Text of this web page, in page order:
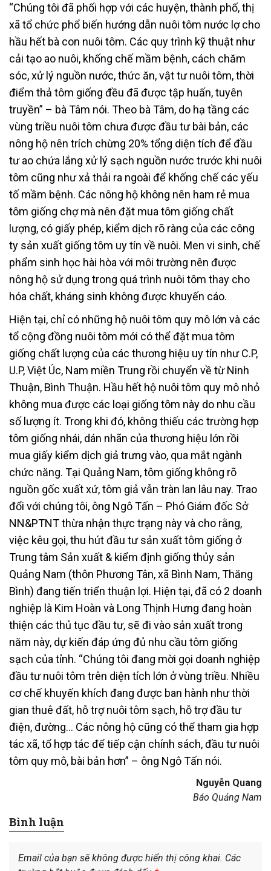
“Chúng tôi đã phối hợp với các huyện, thành phố, thị
xã tổ chức phổ biến hướng dẫn nuôi tôm nước lợ cho
hầu hết bà con nuôi tôm. Các quy trình kỹ thuật như
cải tạo ao nuôi, khống chế mầm bệnh, cách chăm
sóc, xử lý nguồn nước, thức ăn, vật tư nuôi tôm, thời
điểm thả tôm giống đều đã được tập huấn, tuyên
truyền” – bà Tâm nói. Theo bà Tâm, do hạ tầng các
vùng triều nuôi tôm chưa được đầu tư bài bản, các
nông hộ nên trích chừng 20% tổng diện tích để đầu
tư ao chứa lắng xử lý sạch nguồn nước trước khi nuôi
tôm cũng như xả thải ra ngoài để khống chế các yếu
tố mầm bệnh. Các nông hộ không nên ham rẻ mua
tôm giống chợ mà nên đặt mua tôm giống chất
lượng, có giấy phép, kiểm dịch rõ ràng của các công
ty sản xuất giống tôm uy tín về nuôi. Men vi sinh, chế
phẩm sinh học hài hòa với môi trường nên được
nông hộ sử dụng trong quá trình nuôi tôm thay cho
hóa chất, kháng sinh không được khuyến cáo.
Hiện tại, chỉ có những hộ nuôi tôm quy mô lớn và các
tổ cộng đồng nuôi tôm mới có thể đặt mua tôm
giống chất lượng của các thương hiệu uy tín như C.P,
U.P, Việt Úc, Nam miền Trung rồi chuyển về từ Ninh
Thuận, Bình Thuận. Hầu hết hộ nuôi tôm quy mô nhỏ
không mua được các loại giống tôm này do nhu cầu
số lượng ít. Trong khi đó, không thiếu các trường hợp
tôm giống nhái, dán nhãn của thương hiệu lớn rồi
mua giấy kiểm dịch giả trưng vào, qua mắt ngành
chức năng. Tại Quảng Nam, tôm giống không rõ
nguồn gốc xuất xứ, tôm giả vẫn tràn lan lâu nay. Trao
đổi với chúng tôi, ông Ngô Tấn – Phó Giám đốc Sở
NN&PTNT thừa nhận thực trạng này và cho rằng,
việc kêu gọi, thu hút đầu tư sản xuất tôm giống ở
Trung tâm Sản xuất & kiểm định giống thủy sản
Quảng Nam (thôn Phương Tân, xã Bình Nam, Thăng
Bình) đang tiến triển thuận lợi. Hiện tại, đã có 2 doanh
nghiệp là Kim Hoàn và Long Thịnh Hưng đang hoàn
thiện các thủ tục đầu tư, sẽ đi vào sản xuất trong
năm này, dự kiến đáp ứng đủ nhu cầu tôm giống
sạch của tỉnh. “Chúng tôi đang mời gọi doanh nghiệp
đầu tư nuôi tôm trên diện tích lớn ở vùng triều. Nhiều
cơ chế khuyến khích đang được ban hành như thời
gian thuê đất, hỗ trợ nuôi tôm sạch, hỗ trợ đầu tư
điện, đường… Các nông hộ cũng có thể tham gia hợp
tác xã, tổ hợp tác để tiếp cận chính sách, đầu tư nuôi
tôm quy mô, bài bản hơn” – ông Ngô Tấn nói.
Nguyễn Quang
Báo Quảng Nam
Bình luận
Email của bạn sẽ không được hiển thị công khai. Các